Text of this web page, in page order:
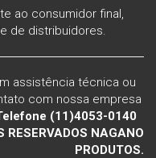
ao consumidor final,
de distribuidores.
assistência técnica ou
com nossa empresa
(11)4053-0140
RESERVADOS NAGANO
PRODUTOS.